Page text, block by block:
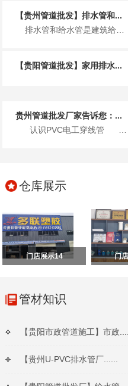
【贵州管道批发】排水管和...
排水管和给水管是建筑给排水系统的核心管材，二者因服务场景、介质特性不同，在用途上有着明确且严...
【贵阳管道批发】家用排水...
贵州管道批发厂家告诉您：...
认识PVC电工穿线管 首先，咱们得了...
仓库展示
门店展示14 门
管材知识
【贵阳市政管道施工】市政
【贵州U-PVC排水管厂......